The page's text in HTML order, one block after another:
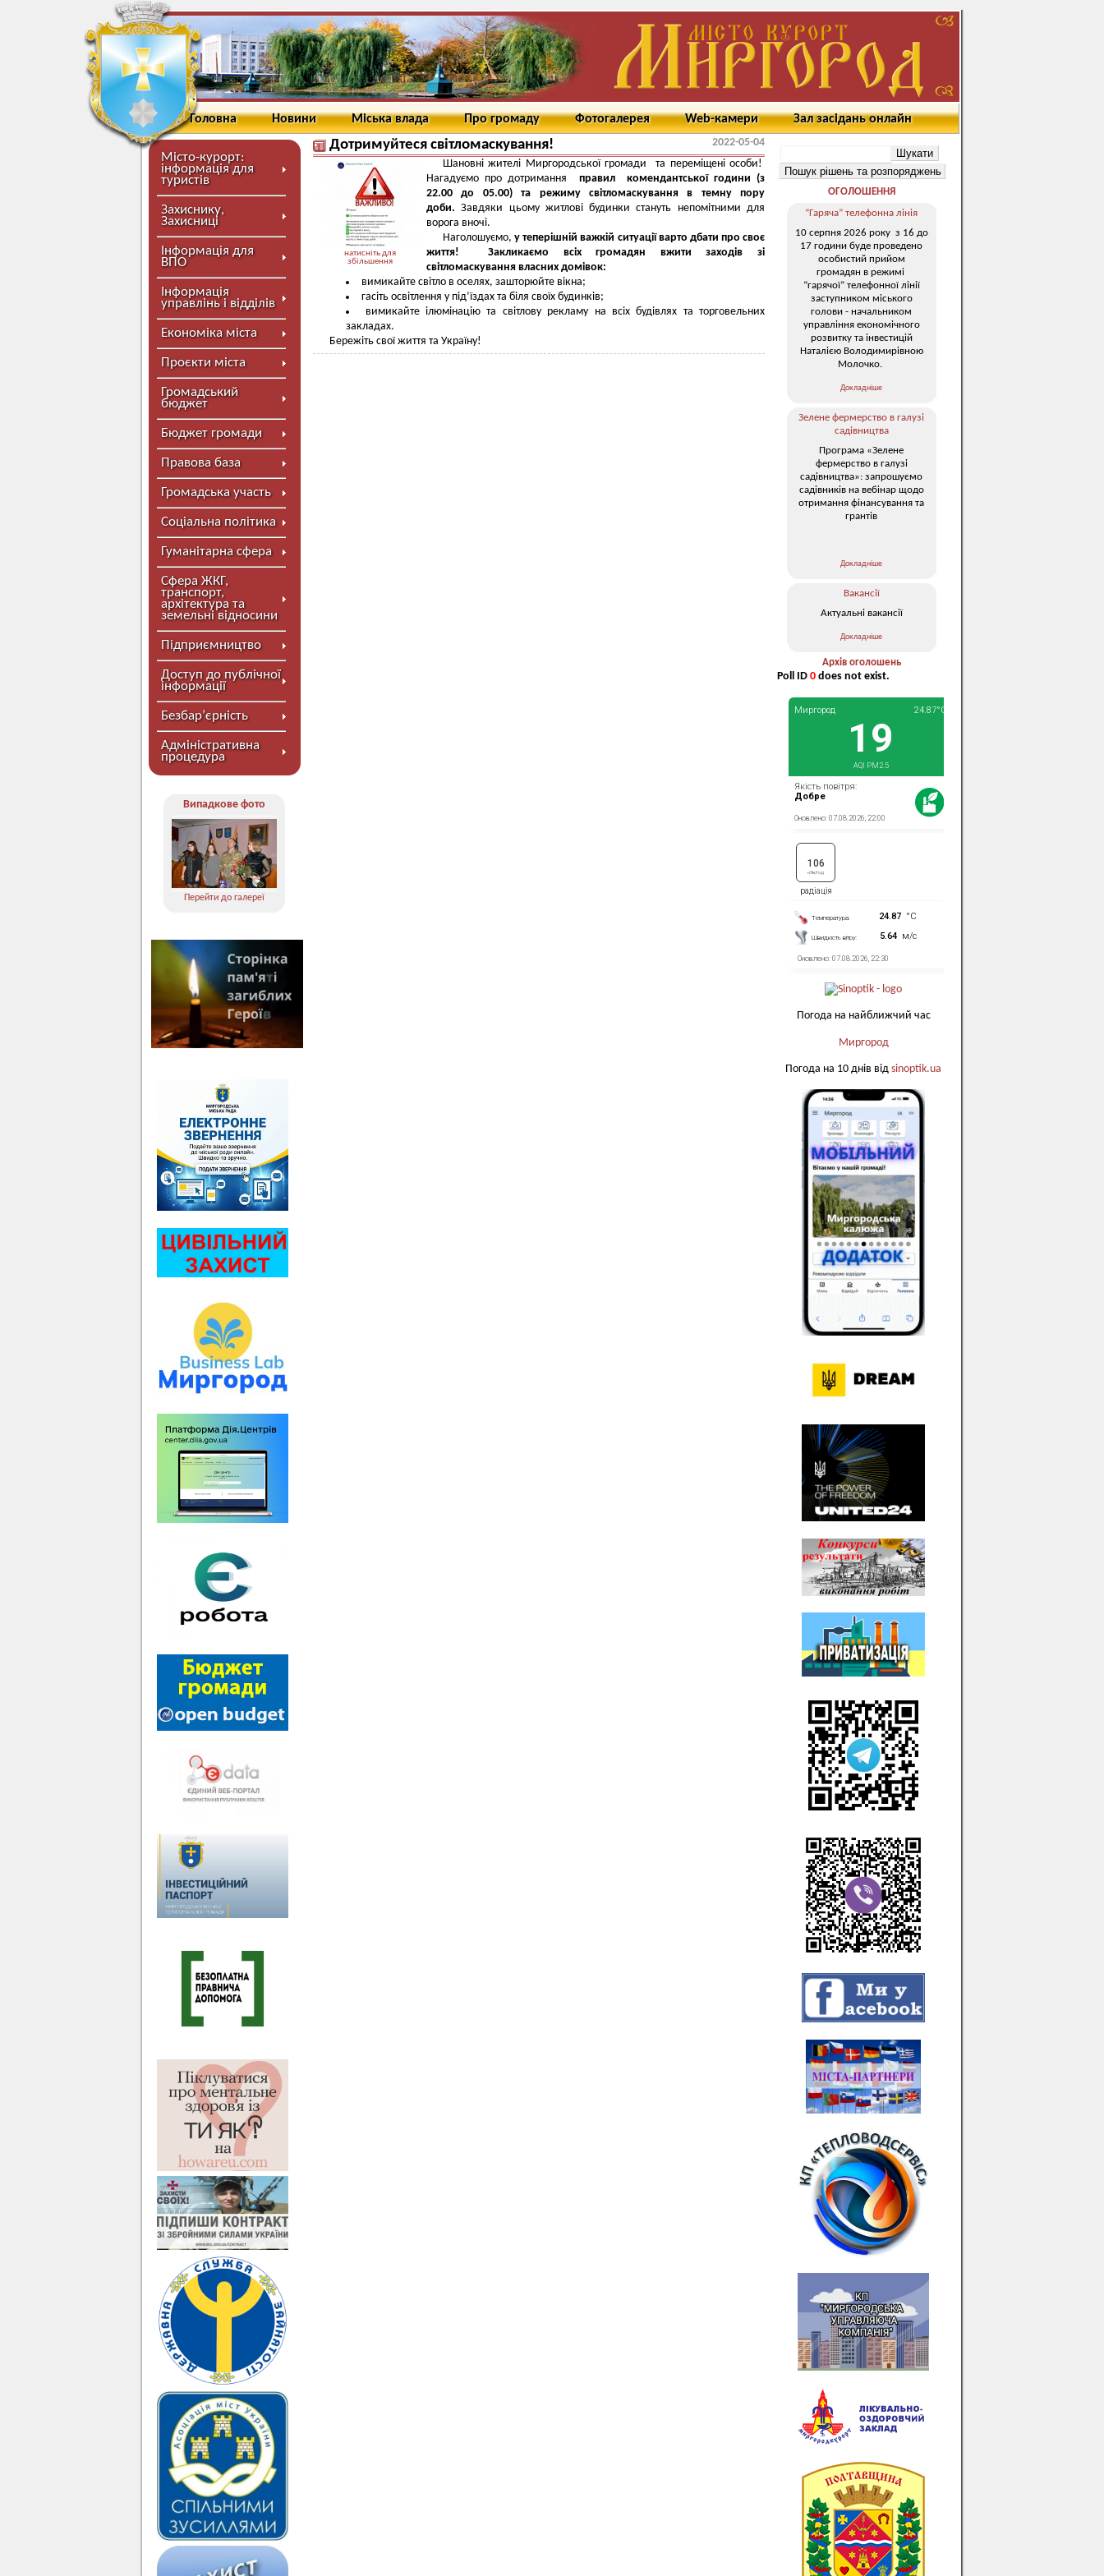
Головна Новини Міська влада Про громаду Фотогалерея Web-камери Зал засідань онлайн
Місто-курорт:
інформація для
туристів
Захиснику,
Захисниці
Інформація для
ВПО
Інформація
управлінь і відділів
Економіка міста
Проєкти міста
Громадський
бюджет
Бюджет громади
Правова база
Громадська участь
Соціальна політика
Гуманітарна сфера
Сфера ЖКГ,
транспорт,
архітектура та
земельні відносини
Підприємництво
Доступ до публічної
інформації
Безбар’єрність
Адміністративна
процедура
Випадкове фото
Перейти до галереї
Дотримуйтеся світломаскування! 2022-05-04
натисніть для
збільшення
Шановні жителі Миргородської громади та переміщені особи!
Нагадуємо про дотримання правил комендантської години (з
22.00 до 05.00) та режиму світломаскування в темну пору
доби. Завдяки цьому житлові будинки стануть непомітними для
ворога вночі.
Наголошуємо,у теперішній важкій ситуації варто дбати про своє
життя!
Закликаємо всіх громадян вжити заходів зі
світломаскування власних домівок:
вимикайте світло в оселях, зашторюйте вікна;
гасіть освітлення у під’їздах та біля своїх будинків;
вимикайте ілюмінацію та світлову рекламу на всіх будівлях та торговельних
закладах.
Бережіть свої життя та Україну!
ОГОЛОШЕННЯ
“Гаряча” телефонна лінія
10 серпня 2026 року з 16 до
17 години буде проведено
особистий прийом
громадян в режимі
“гарячої” телефонної лінії
заступником міського
голови - начальником
управління економічного
розвитку та інвестицій
Наталією Володимирівною
Молочко.
Докладніше
Зелене фермерство в галузі
садівництва
Програма «Зелене
фермерство в галузі
садівництва»: запрошуємо
садівників на вебінар щодо
отримання фінансування та
грантів
Докладніше
Вакансії
Актуальні вакансії
Докладніше
Архів оголошень
Poll ID 0 does not exist.
Погода на найближчий час
Миргород
Погода на 10 днів від sinoptik.ua